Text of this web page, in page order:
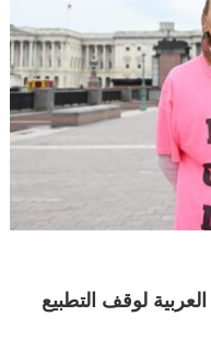
لوقف التطبيع